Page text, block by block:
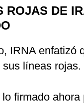
ROJAS DE
IRNA enfatizó
líneas rojas.
firmado ahora